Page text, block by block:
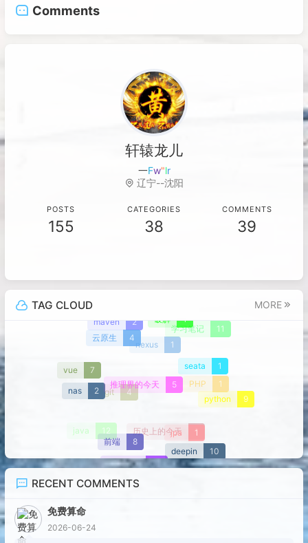
Comments
轩辕龙儿
千hnoGE
辽宁--沈阳
POSTS
155
CATEGORIES
38
COMMENTS
39
TAG CLOUD MORE
java 12
安装部署 31
前端 8
nas 2
vue 7
git 4
历史上的今天
1
deepin
10
jpa 1
推理界的今天 5
云原生 4
maven 2
nexus
PHP
1
python
9
seata 1
学习笔记
11
RECENT COMMENTS
免费算命
2026-06-24